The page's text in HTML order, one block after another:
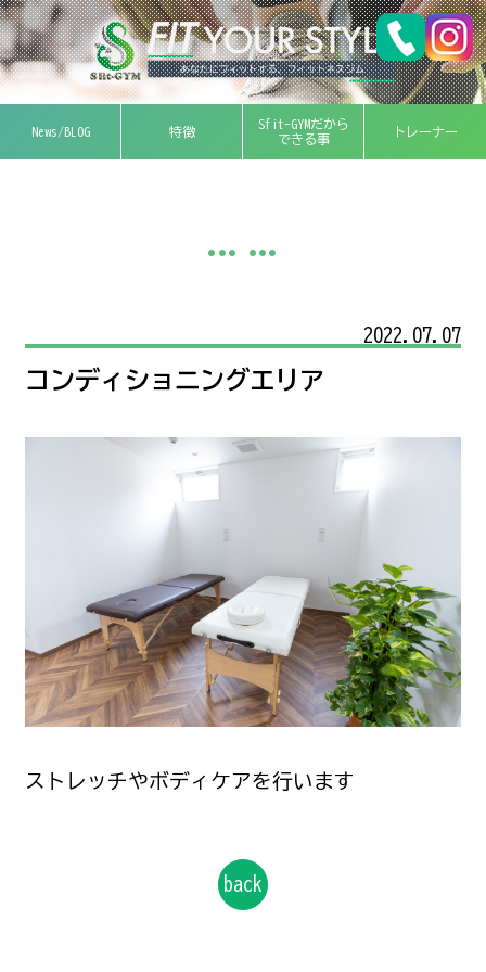
News/BLOG 特徴
Sfit-GYMだから
できる事
トレーナー
... ...
2022.07.07
コンディショニングエリア
ストレッチやボディケアを行います
back